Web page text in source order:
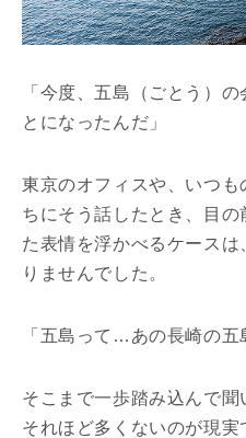
「今度、五島（ごとう）
とになったんだ」
東京のオフィスや、いつ
ちにそう話したとき、目
た表情を浮かべるケース
りませんでした。
「五島って…あの長崎の五
そこまで一歩踏み込んで
それほど多くないのが現